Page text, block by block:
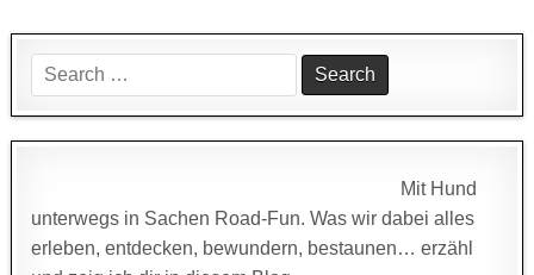
Search
for:
Mit Hund
unterwegs in Sachen Road-Fun. Was wir dabei alles
erleben, entdecken, bewundern, bestaunen… erzähl